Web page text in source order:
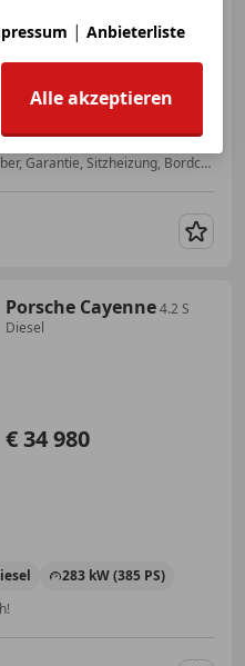
220 kW (299 PS)
Fahrerairbag, Elektrische Fensterheber, Garantie, Sitzheizung, Bordcomputer, Scheckheftgepflegt, Schaltwippen, Elektrische Seitenspiegel
Porsche Cayenne4.2 S
Diesel
€ 34 980
283 kW (385 PS)
| Anbieterliste
Alle akzeptieren